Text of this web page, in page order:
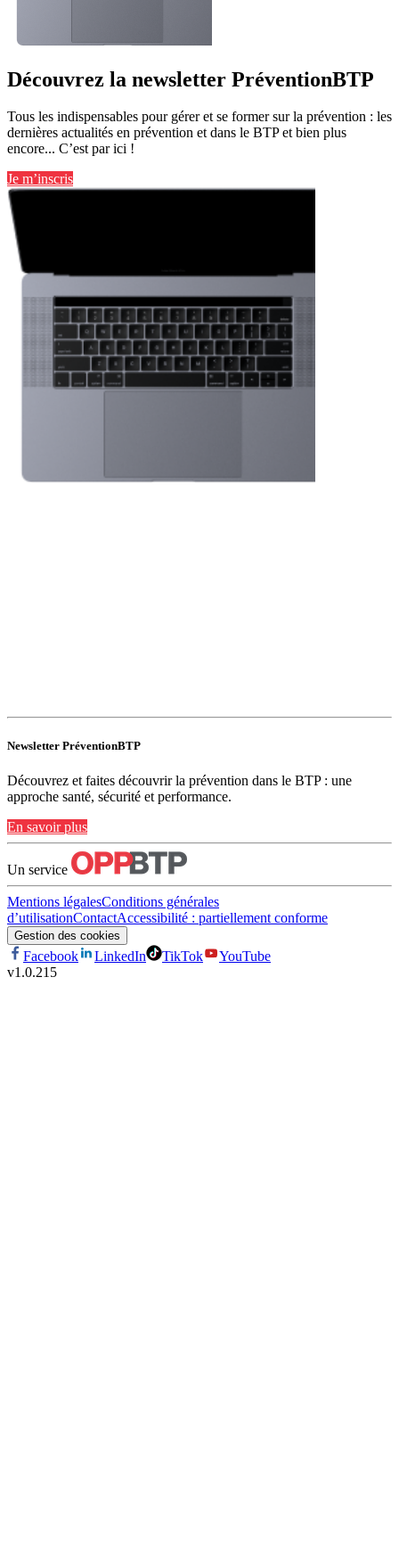
Découvrez la newsletter PréventionBTP
Tous les indispensables pour gérer et se former sur la prévention : les
dernières actualités en prévention et dans le BTP et bien plus
encore... C’est par ici !
Je m’inscris
Newsletter PréventionBTP
Découvrez et faites découvrir la prévention dans le BTP : une
approche santé, sécurité et performance.
En savoir plus
Un service
Mentions légalesConditions générales
d’utilisationContactAccessibilité : partiellement conforme
Gestion des cookies
Facebook LinkedIn TikTok
YouTube
v1.0.215